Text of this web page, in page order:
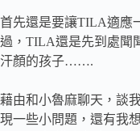
首先還是要讓TILA適應
過， TILA還是先到處聞
汗顏的孩子…….
藉由和小魯麻聊天，談
現一些小問題，還有我